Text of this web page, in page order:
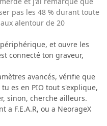
pas les 48 % durant toute
alentour de 20
et ouvre les
connecté ton graveur,
avancés, vérifie que
es en PIO tout s'explique,
sinon, cherche ailleurs.
a F.E.A.R, ou a NeorageX